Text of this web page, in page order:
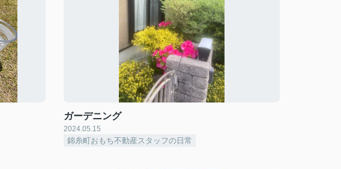
ガーデニング
2024.05.15
錦糸町おもち不動産スタッフの日常